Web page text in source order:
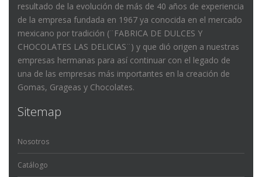
resultado de la evolución de más de 40 años de experiencia
de la empresa fundada en 1967 ya conocida en el mercado
mexicano por tradición (¨FABRICA DE DULCES Y
CHOCOLATES LAS DELICIAS¨) y que dió origen a nuestras
empresas hermanas para así continuar con el legado de
una de las empresas más importantes en la creación de
Gomas, Grageas y Chocolates.
Sitemap
Nosotros
Catálogo